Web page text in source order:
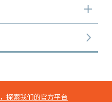
，探索我们的官方平台